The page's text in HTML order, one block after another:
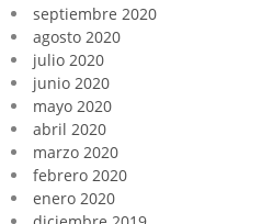
septiembre 2020
agosto 2020
julio 2020
junio 2020
mayo 2020
abril 2020
marzo 2020
febrero 2020
enero 2020